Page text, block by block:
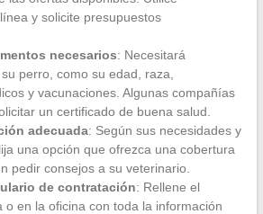
y solicite presupuestos
necesarios: Necesitará
perro, como su edad, raza,
y vacunaciones. Algunas compañías
un certificado de buena salud.
adecuada: Según sus necesidades y
una opción que ofrezca una cobertura
pedir consejos a su veterinario.
de contratación: Rellene el
o en la oficina con toda la información